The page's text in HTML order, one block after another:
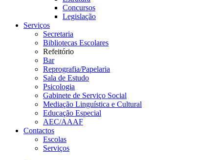
Concursos
Legislação
Serviços
Secretaria
Bibliotecas Escolares
Refeitório
Bar
Reprografia/Papelaria
Sala de Estudo
Psicologia
Gabinete de Serviço Social
Mediação Linguística e Cultural
Educação Especial
AEC/AAAF
Contactos
Escolas
Serviços